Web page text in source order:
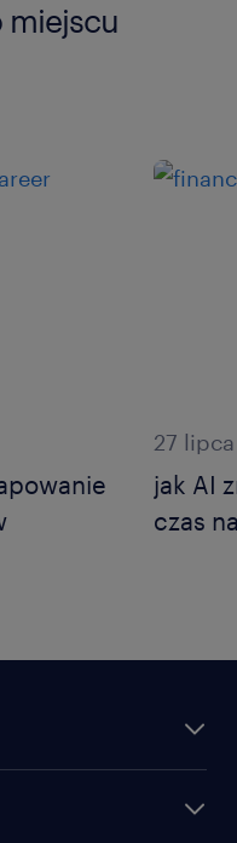
miejscu
27
jak AI
czas